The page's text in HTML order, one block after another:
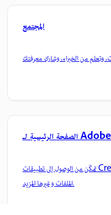
المجتمع
الصفحة الرئيسية لـ Adobe
تمكّن من الوصول إلى تطبيقات Creative Cloud وخدماتها المفضلة بالإضافة إلى إدارة
الملفات وغيرها المزيد.